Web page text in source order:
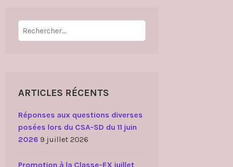
Rechercher :
ARTICLES RÉCENTS
Réponses aux questions diverses
posées lors du CSA-SD du 11 juin
2026 9 juillet 2026
Promotion à la Classe-EX juillet